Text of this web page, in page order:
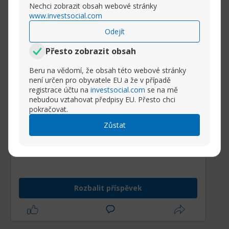
Nechci zobrazit obsah webové stránky
www.investsocial.com
Odejít
Přesto zobrazit obsah
Beru na vědomí, že obsah této webové stránky
není určen pro obyvatele EU a že v případě
registrace účtu na investsocial.com se na mě
nebudou vztahovat předpisy EU. Přesto chci
pokračovat.
Zůstat
📉Důvody selhání
Stoupající náklady
Nejasná obchodní hodnota
→ Firmy přeznačují běžné chatboty jako
"agenty", i když nejsou skutečně
autonomní.
Agentní (nebo agentická) AI jsou systémy
Samostatněplánovat, rozhodovat a
konat
Pracovat na základě cílů, bez ručního
Rozbalit příspěvek